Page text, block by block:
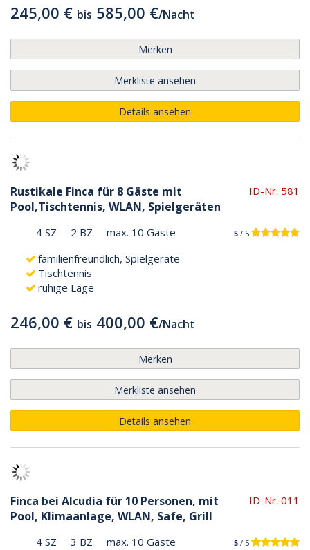
245,00 € bis 585,00 €/Nacht
Merken
Merkliste ansehen
Details ansehen
Rustikale Finca für 8 Gäste mit
Pool,Tischtennis, WLAN, Spielgeräten
ID-Nr. 581
4 SZ 2 BZ max. 10 Gäste 5 / 5
familienfreundlich, Spielgeräte
Tischtennis
ruhige Lage
246,00 € bis 400,00 €/Nacht
Merken
Merkliste ansehen
Details ansehen
Finca bei Alcudia für 10 Personen, mit
Pool, Klimaanlage, WLAN, Safe, Grill
ID-Nr. 011
4 SZ 3 BZ max. 10 Gäste 5 / 5